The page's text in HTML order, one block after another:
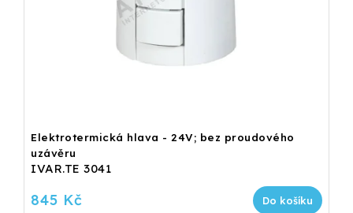
Elektrotermická hlava - 24V; bez proudového
uzávěru
IVAR.TE 3041
845 Kč Do košíku